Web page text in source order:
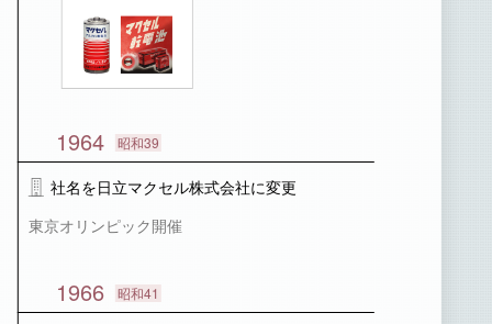
1964 昭和39
社名を日立マクセル株式会社に変更
東京オリンピック開催
1966 昭和41